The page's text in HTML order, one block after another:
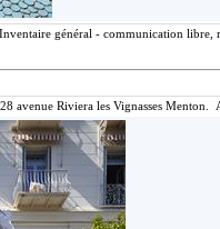
général - communication libre,
avenue Riviera les Vignasses